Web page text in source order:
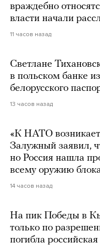
враждебно
власти начали
11 часов назад
Светлане
в польском банке
белорусского
13 часов назад
«К НАТО возникает
Залужный заявил,
но Россия нашла
всему оружию
14 часов назад
На пик Победы в
только по
погибла